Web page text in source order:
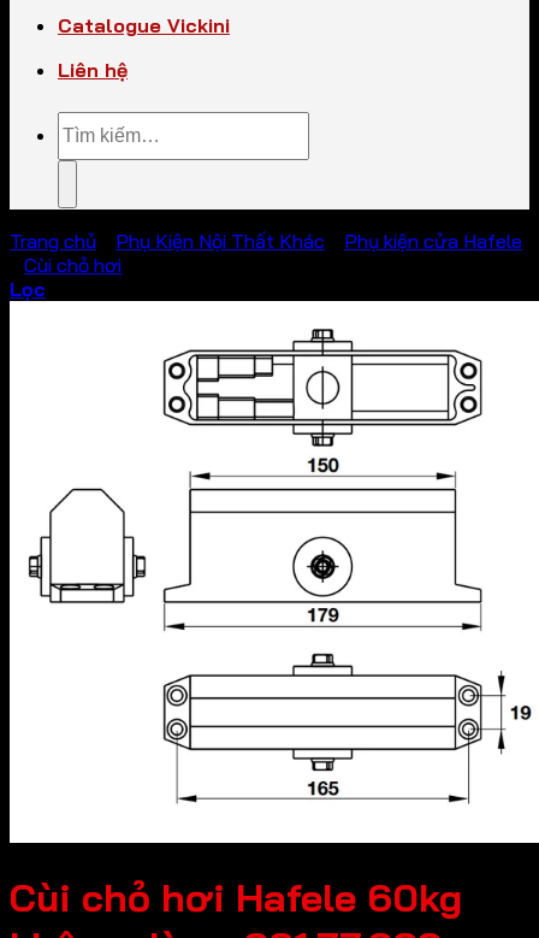
Catalogue Vickini
Liên hệ
Tìm
kiếm:
Trang chủ Phụ Kiện Nội Thất Khác
Phụ kiện cửa Hafele
Cùi chỏ hơi
Lọc
Cùi chỏ hơi Hafele 60kg